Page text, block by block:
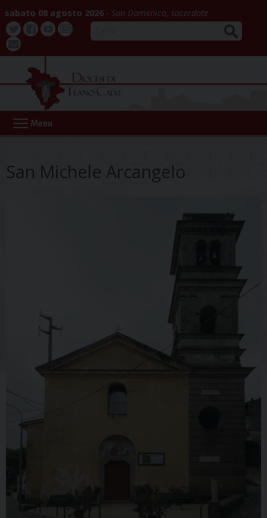
content
sabato 08 agosto 2026 San Domenico, sacerdote
Twitter
Buona
webmail
Menu
San Michele Arcangelo